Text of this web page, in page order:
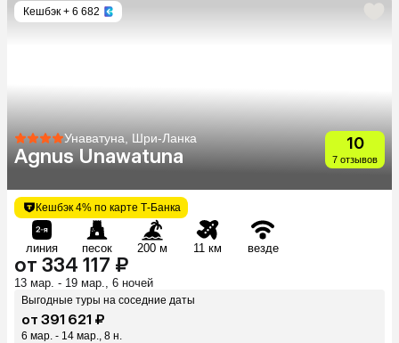
Кешбэк + 6 682
Унаватуна, Шри-Ланка
Agnus Unawatuna
10
7 отзывов
Кешбэк 4% по карте Т-Банка
линия песок 200 м 11 км везде
от 334 117 ₽
13 мар. - 19 мар., 6 ночей
Выгодные туры на соседние даты
от 391 621 ₽
6 мар. - 14 мар., 8 н.